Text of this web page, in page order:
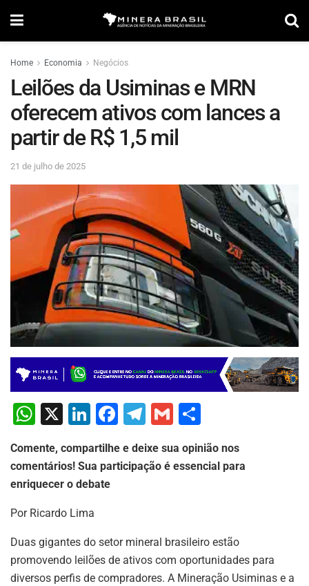
Home Economia Negócios
Leilões da Usiminas e MRN
oferecem ativos com lances a
partir de R$ 1,5 mil
21 de julho de 2025
W
at
s
A
p
p
X
Li
k
e
n
F
c
o
k
T
el
e
gr
G
ai
h
ar
Comente, compartilhe e deixe sua opinião nos
comentários! Sua participação é essencial para
enriquecer o debate
Por Ricardo Lima
Duas gigantes do setor mineral brasileiro estão
promovendo leilões de ativos com oportunidades para
diversos perfis de compradores. A Mineração Usiminas e a